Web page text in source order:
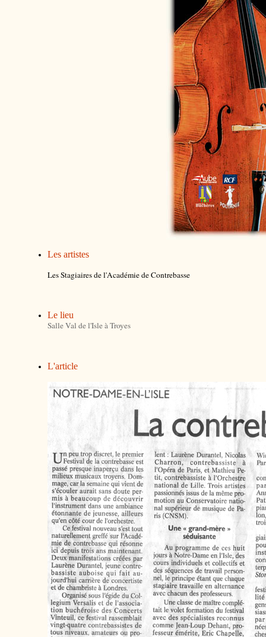
Les artistes
Les Stagiaires de l'Académie de Contrebasse
Le lieu
Salle Val de l'Isle à Troyes
L'article